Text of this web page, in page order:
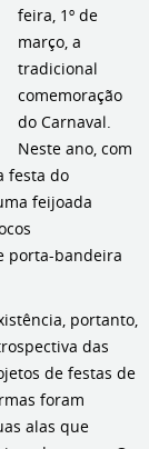
feira, 1º de
março, a
tradicional
comemoração
do Carnaval.
Neste ano, com
festa do
feijoada
porta-bandeira
portanto,
das
de festas de
foram
alas que